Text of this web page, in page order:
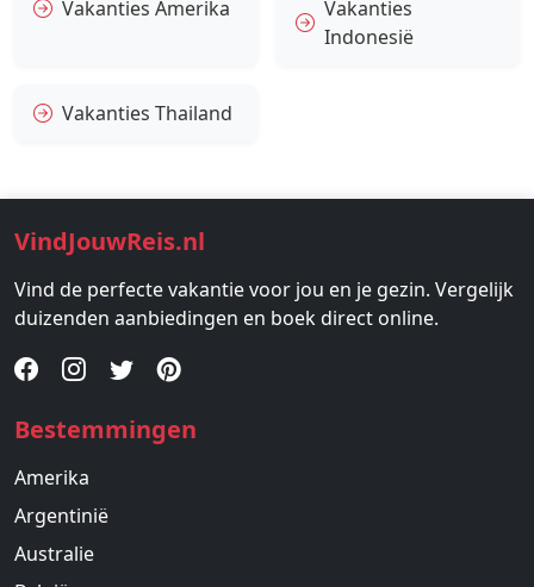
Vakanties Amerika
Vakanties
Indonesië
Vakanties Thailand
VindJouwReis.nl
Vind de perfecte vakantie voor jou en je gezin. Vergelijk
duizenden aanbiedingen en boek direct online.
Bestemmingen
Amerika
Argentinië
Australie